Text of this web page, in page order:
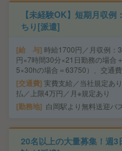
【未経験OK】短期月収
ちり[派遣]
給 与 時給1700円／月収例：
円×7時間30分×21日勤務の場合
5×30hの場合＝63750）、交通
交通費 実費支給／当社規定あ
払／上限4万円／月※規定あり
勤務地 白岡駅より無料送迎バ
20名以上の大量募集！週